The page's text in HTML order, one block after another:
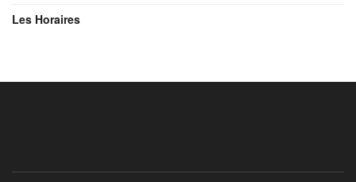
Les Horaires